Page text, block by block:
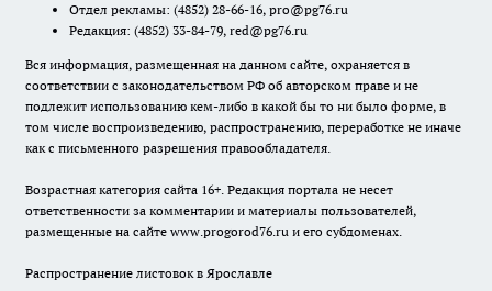
Отдел рекламы: (4852) 28-66-16, pro@pg76.ru
Редакция: (4852) 33-84-79, red@pg76.ru
Вся информация, размещенная на данном сайте, охраняется в
соответствии с законодательством РФ об авторском праве и не
подлежит использованию кем-либо в какой бы то ни было форме, в
том числе воспроизведению, распространению, переработке не иначе
как с письменного разрешения правообладателя.
Возрастная категория сайта 16+. Редакция портала не несет
ответственности за комментарии и материалы пользователей,
размещенные на сайте www.progorod76.ru и его субдоменах.
Распространение листовок в Ярославле